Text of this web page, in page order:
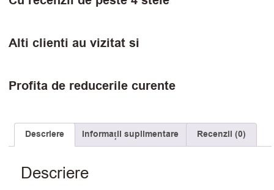
Alti clienti au vizitat si
Profita de reducerile curente
Descriere Informații suplimentare Recenzii (0)
Descriere